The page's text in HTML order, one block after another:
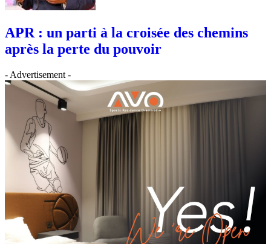
APR : un parti à la croisée des chemins
après la perte du pouvoir
- Advertisement -